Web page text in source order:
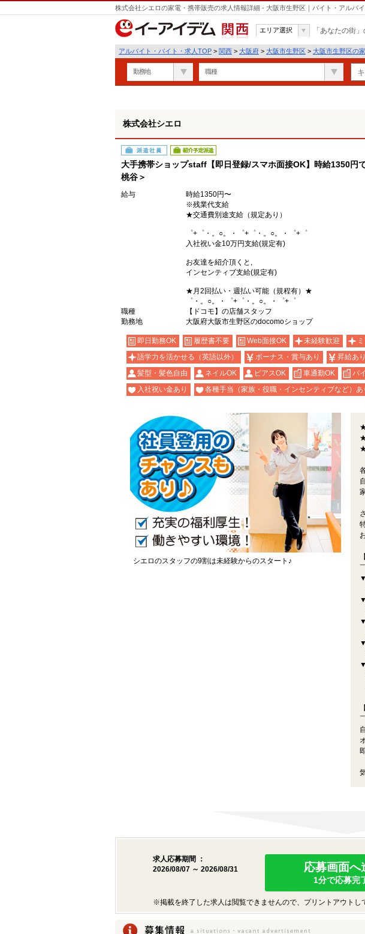
株式会社シエロの家電・携帯販売の求人情報詳細 - 大阪市生野区｜バイト・アルバ
関西
エリア選択 「あなたの街
アルバイト・バイト・求人TOP > 関西 > 大阪府 > 大阪市生野区 > 大阪市生野区の
勤務地 職種
遣
株式会社シエロ
派遣社員 紹介予定派遣
大手携帯ショップstaff【即日登録/スマホ面接OK】時給1350円
桃谷＞
給与
時給1350円〜
※残業代支給
★交通費別途支給（規定あり）
゜+゜・。○。・゜+゜・。○。・゜+゜
入社祝い金10万円支給(規定有)
お友達を紹介頂くと,
インセンティブ支給(規定有)
★月2回払い・週払い可能（規程有）★
゜・。○。・゜+゜・。○。・゜+゜
職種
【ドコモ】の店舗スタッフ
勤務地
大阪府大阪市生野区のdocomoショップ
即日勤務OK 履歴書不要 Web面接OK 未経験歓迎
語学力を活かせる（英語以外）
ボーナス・賞与あり 昇給あり
髪型・髪色自由
ネイルOK ピアスOK 車通勤OK バ
入社祝い金あり
各種手当（家族・役職・インセンティブなど）あ
シエロのスタッフの9割は未経験からのスタート♪
求人応募期間 ：
2026/08/07 ～ 2026/08/31
応募画面へ
1分で応募完
※掲載を終了した求人は閲覧できませんので、プリントアウトし